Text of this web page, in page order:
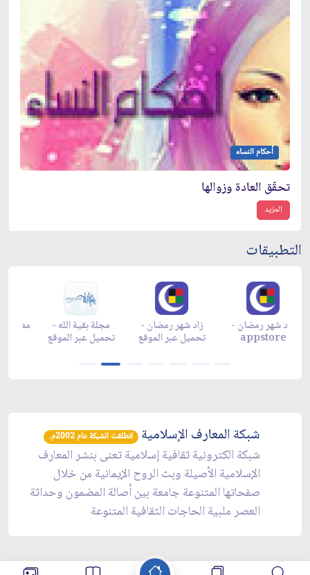
أحكام النساء
تحقّق العادة وزوالها
المزيد
التطبيقات
زاد شهر رمضان -
تحميل عبر الموقع
زاد شهر رمضان -
appstore
زاد شهر رمضان -
appgallery
شبكة المعارف الإسلامية انطلقت الشبكة عام 2002م.
شبكة الكترونية ثقافية إسلامية تعنى بنشر المعارف
الإسلامية الأصيلة وبث الروح الإيمانية من خلال
صفحاتها المتنوعة جامعة بين أصالة المضمون وحداثة
العصر ملبية الحاجات الثقافية المتنوعة